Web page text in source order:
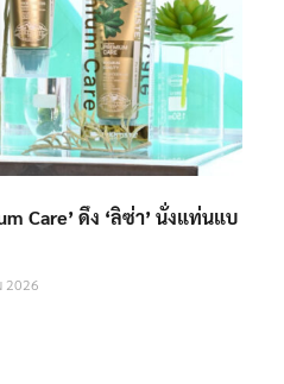
Care’ ดึง ‘ลิซ่า’ นั่งแท่นแบ
2026